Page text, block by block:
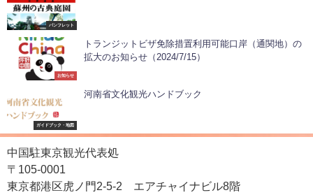
パンフレット
お知らせ
トランジットビザ免除措置利用可能口岸（通関地）の
拡大のお知らせ（2024/7/15）
ガイドブック・地図
河南省文化観光ハンドブック
中国駐東京観光代表処
〒105-0001
東京都港区虎ノ門2-5-2 エアチャイナビル8階